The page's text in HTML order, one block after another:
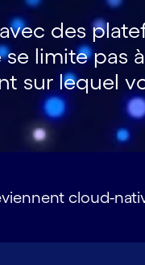
des
limite pas
sur lequel
cloud-